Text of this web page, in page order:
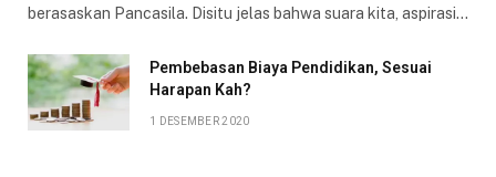
berasaskan Pancasila. Disitu jelas bahwa suara kita, aspirasi…
Pembebasan Biaya Pendidikan, Sesuai
Harapan Kah?
1 DESEMBER 2020